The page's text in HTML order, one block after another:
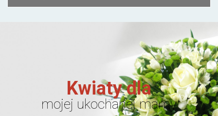
Kwiaty dla
mojej ukochanej mamy